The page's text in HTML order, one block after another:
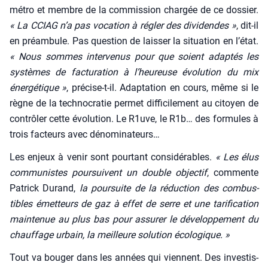
métro et membre de la com­mis­sion char­gée de ce dos­sier.
« La CCIAG n’a pas voca­tion à régler des divi­dendes », dit-il
en pré­am­bule. Pas ques­tion de lais­ser la situa­tion en l’état.
« Nous sommes inter­ve­nus pour que soient adap­tés les
sys­tèmes de fac­tu­ra­tion à l’heureuse évo­lu­tion du mix
éner­gé­tique », pré­cise-t-il. Adap­ta­tion en cours, même si le
règne de la tech­no­cra­tie per­met dif­fi­ci­le­ment au citoyen de
contrô­ler cette évo­lu­tion. Le R1uve, le R1b… des for­mules à
trois fac­teurs avec déno­mi­na­teurs…
Les enjeux à venir sont pour­tant consi­dé­rables. « Les élus
com­mu­nistes pour­suivent un double objec­tif, com­mente
Patrick Durand, la pour­suite de la réduc­tion des com­bus­
tibles émet­teurs de gaz à effet de serre et une tari­fi­ca­tion
main­te­nue au plus bas pour assu­rer le déve­lop­pe­ment du
chauf­fage urbain, la meilleure solu­tion éco­lo­gique. »
Tout va bou­ger dans les années qui viennent. Des inves­tis­